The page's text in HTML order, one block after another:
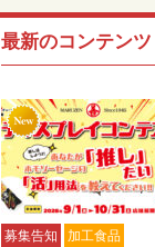
最新のコンテンツ
募集告知 加工食品